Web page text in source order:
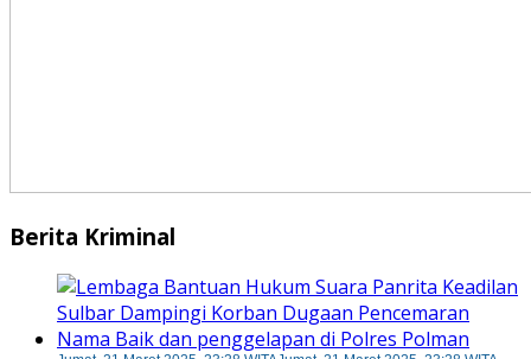
Berita Kriminal